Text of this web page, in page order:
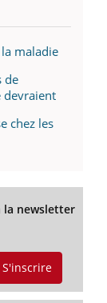
maladie
de
devraient
chez les
la newsletter
S'inscrire